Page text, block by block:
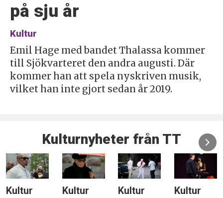
på sju år
Kultur
Emil Hage med bandet Thalassa kommer
till Sjökvarteret den andra augusti. Där
kommer han att spela nyskriven musik,
vilket han inte gjort sedan år 2019.
Kulturnyheter från TT
Kultur Kultur Kultur Kultur